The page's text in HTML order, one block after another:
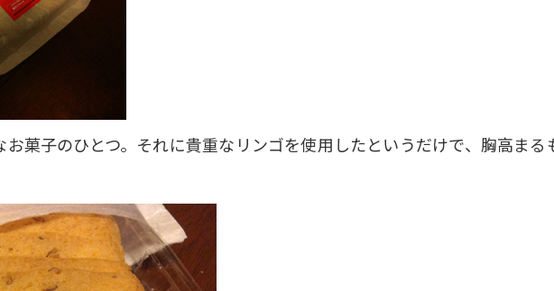
菓子のひとつ。それに貴重なリンゴを使用したというだけで、胸高まる